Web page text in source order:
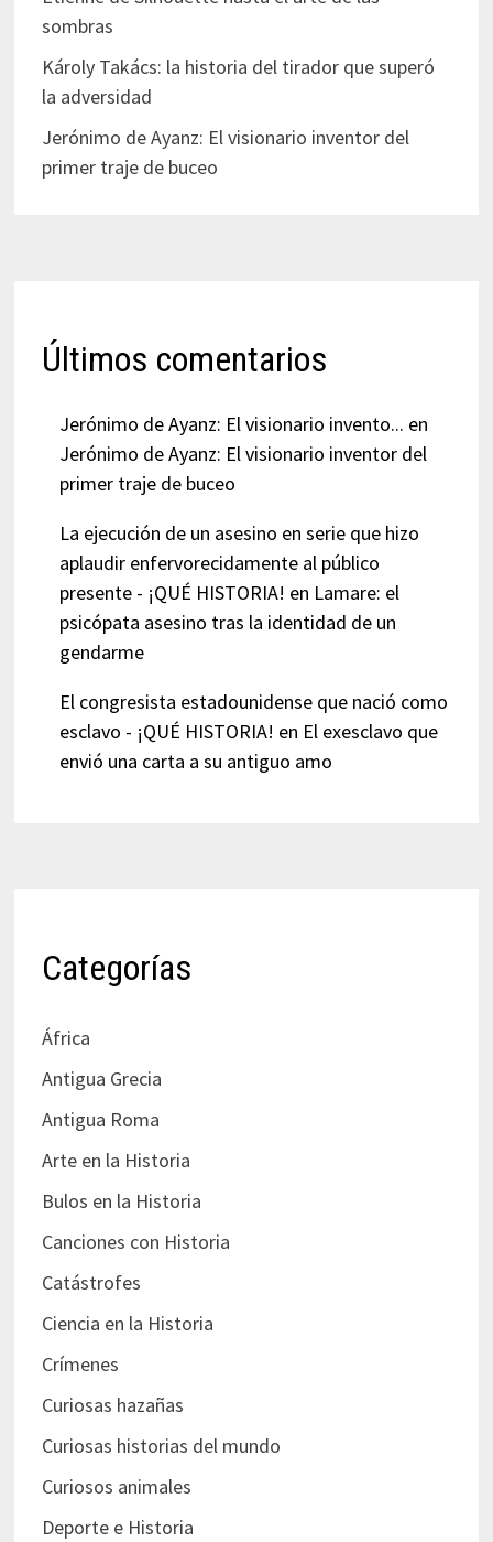
sombras
Károly Takács: la historia del tirador que superó
la adversidad
Jerónimo de Ayanz: El visionario inventor del
primer traje de buceo
Últimos comentarios
Jerónimo de Ayanz: El visionario invento... en
Jerónimo de Ayanz: El visionario inventor del
primer traje de buceo
La ejecución de un asesino en serie que hizo
aplaudir enfervorecidamente al público
presente - ¡QUÉ HISTORIA! en Lamare: el
psicópata asesino tras la identidad de un
gendarme
El congresista estadounidense que nació como
esclavo - ¡QUÉ HISTORIA! en El exesclavo que
envió una carta a su antiguo amo
Categorías
África
Antigua Grecia
Antigua Roma
Arte en la Historia
Bulos en la Historia
Canciones con Historia
Catástrofes
Ciencia en la Historia
Crímenes
Curiosas hazañas
Curiosas historias del mundo
Curiosos animales
Deporte e Historia